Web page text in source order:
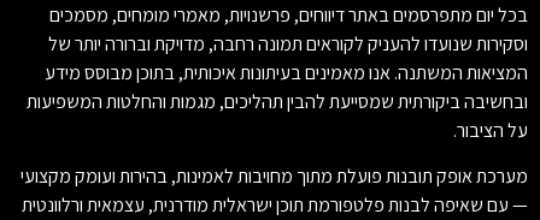
בכל יום מתפרסמים באתר דיווחים, פרשנויות, מאמרי מומחים, מסמכים
וסקירות שנועדו להעניק לקוראים תמונה רחבה, מדויקת וברורה יותר של
המציאות המשתנה. אנו מאמינים בעיתונות איכותית, בתוכן מבוסס מידע
ובחשיבה ביקורתית שמסייעת להבין תהליכים, מגמות והחלטות המשפיעות
על הציבור.
מערכת אופק תובנות פועלת מתוך מחויבות לאמינות, בהירות ועומק מקצועי
— עם שאיפה לבנות פלטפורמת תוכן ישראלית מודרנית, עצמאית ורלוונטית